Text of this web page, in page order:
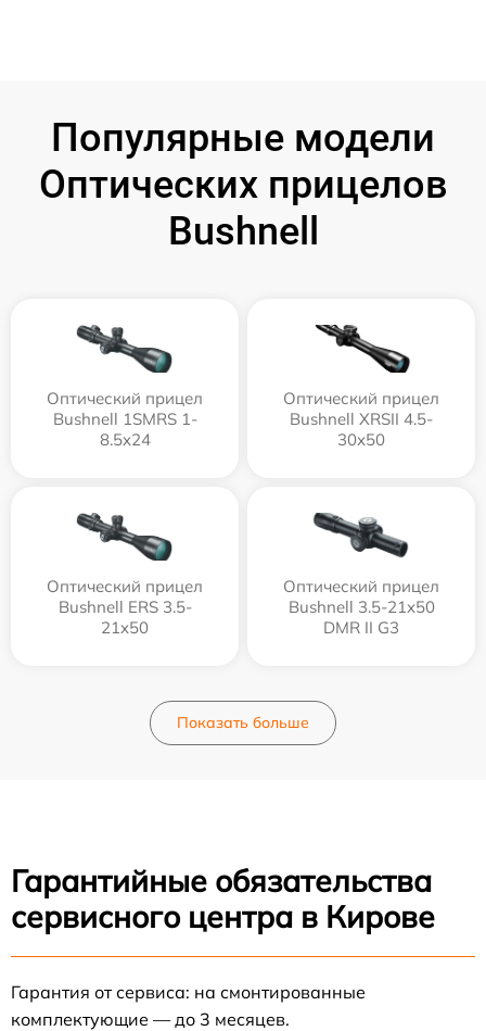
Популярные модели
Оптических прицелов
Bushnell
Оптический прицел
Bushnell 1SMRS 1-
8.5x24
Оптический прицел
Bushnell XRSII 4.5-
30x50
Оптический прицел
Bushnell ERS 3.5-
21x50
Оптический прицел
Bushnell 3.5-21x50
DMR II G3
Показать больше
Гарантийные обязательства
сервисного центра в Кирове
Гарантия от сервиса: на смонтированные
комплектующие — до 3 месяцев.